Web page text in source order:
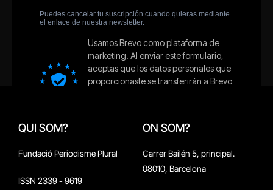
QUI SOM?
Fundació Periodisme Plural
ISSN 2339 - 9619
ON SOM?
Carrer Bailén 5, principal.
08010, Barcelona